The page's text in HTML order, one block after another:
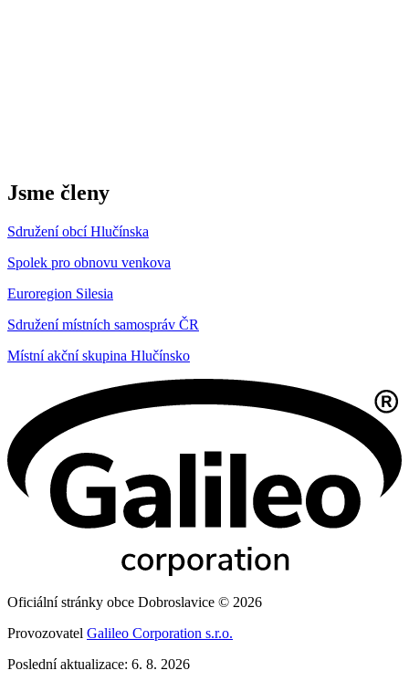
Jsme členy
Sdružení obcí Hlučínska
Spolek pro obnovu venkova
Euroregion Silesia
Sdružení místních samospráv ČR
Místní akční skupina Hlučínsko
Oficiální stránky obce Dobroslavice © 2026
Provozovatel Galileo Corporation s.r.o.
Poslední aktualizace: 6. 8. 2026